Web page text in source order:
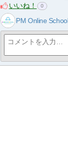
いいね！ 0
PM Online